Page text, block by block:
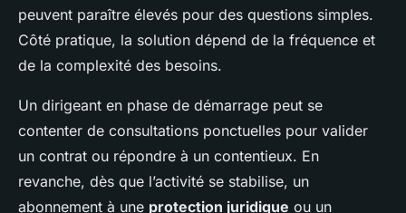
peuvent paraître élevés pour des questions simples.
Côté pratique, la solution dépend de la fréquence et
de la complexité des besoins.
Un dirigeant en phase de démarrage peut se
contenter de consultations ponctuelles pour valider
un contrat ou répondre à un contentieux. En
revanche, dès que l’activité se stabilise, un
abonnement à une protection juridique ou un